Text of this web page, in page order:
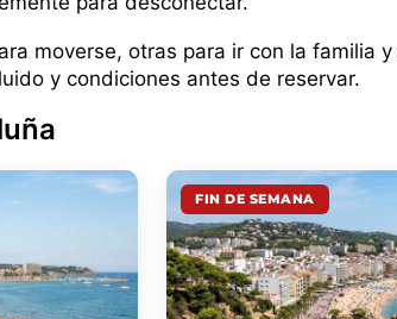
moverse, otras para ir con la familia
y condiciones antes de reservar.
FIN DE SEMANA